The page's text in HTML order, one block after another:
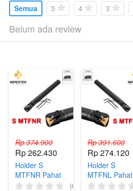
Semua 5 4 3
Belum ada review
Rp 374.900
Rp 262.430
Holder S
MTFNR Pahat
Bubut Kanan
(0)
Rp 391.600
Rp 274.120
Holder S
MTFNL Pahat
Bubut Kiri